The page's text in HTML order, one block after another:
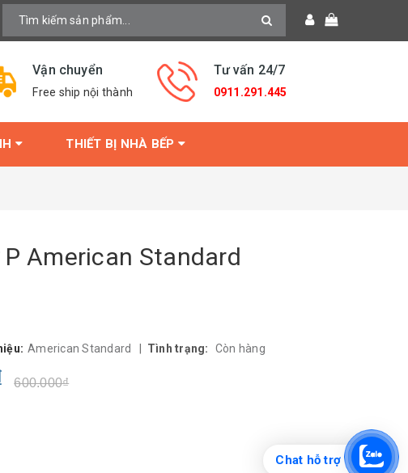
Vận chuyển
Free ship nội thành
Tư vấn 24/7
0911.291.445
THIẾT BỊ NHÀ BẾP
American Standard
American Standard Tình trạng: Còn hàng
600.000₫
Chat hỗ trợ